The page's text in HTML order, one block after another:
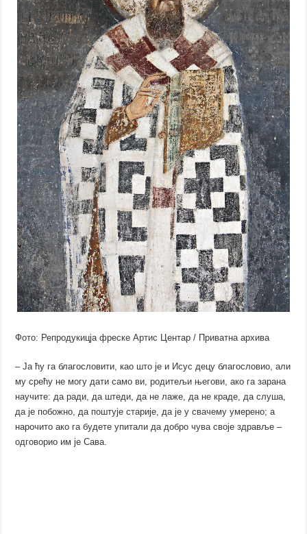
Фото: Репродукицја фреске Артис Центар / Приватна архива
– Ја ћу га благословити, као што је и Исус децу благословио, али
му срећу не могу дати само ви, родитељи његови, ако га зарана
научите: да ради, да штеди, да не лаже, да не краде, да слуша,
да је побожно, да поштује старије, да је у свачему умерено; а
нарочито ако га будете упитали да добро чува своје здравље –
одговорио им је Сава.